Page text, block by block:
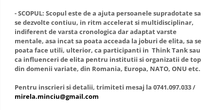
- SCOPUL: Scopul este de a ajuta persoanele supradotate sa
se dezvolte contiuu, in ritm accelerat si multidisciplinar,
indiferent de varsta cronologica dar adaptat varste
mentale, asa incat sa poata acceada la joburi de elita, sa se
poata face utili, ulterior, ca participanti in Think Tank sau
ca influenceri de elita pentru institutii si organizatii de top
din domenii variate, din Romania, Europa, NATO, ONU etc.
Pentru inscrieri si detalii, trimiteti mesaj la 0741.097.033 /
mirela.minciu@gmail.com